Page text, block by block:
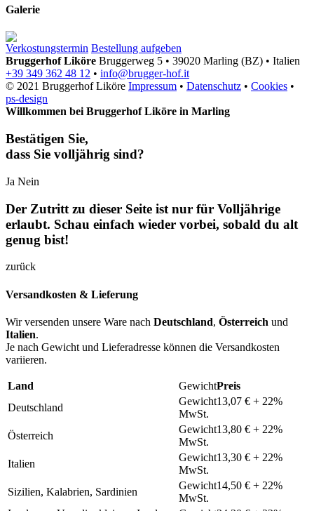
Galerie
Verkostungstermin Bestellung aufgeben
Bruggerhof Liköre Bruggerweg 5 • 39020 Marling (BZ) • Italien
+39 349 362 48 12 • info@brugger-hof.it
© 2021 Bruggerhof Liköre Impressum • Datenschutz • Cookies •
ps-design
Willkommen bei Bruggerhof Liköre in Marling
Bestätigen Sie,
dass Sie volljährig sind?
Ja Nein
Der Zutritt zu dieser Seite ist nur für Volljährige
erlaubt. Schau einfach wieder vorbei, sobald du alt
genug bist!
zurück
Versandkosten & Lieferung
Wir versenden unsere Ware nach Deutschland, Österreich und
Italien.
Je nach Gewicht und Lieferadresse können die Versandkosten
variieren.
Land
Preis
Deutschland
13,07 € + 22%
MwSt.
Österreich
13,80 € + 22%
MwSt.
Italien
13,30 € + 22%
MwSt.
Sizilien, Kalabrien, Sardinien
14,50 € + 22%
MwSt.